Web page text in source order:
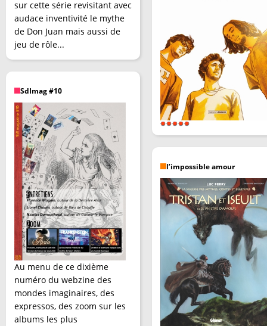
sur cette série revisitant avec
audace inventivité le mythe
de Don Juan mais aussi de
jeu de rôle...
SdImag #10
Au menu de ce dixième
numéro du webzine des
mondes imaginaires, des
expressos, des zoom sur les
albums les plus
l’impossible amour